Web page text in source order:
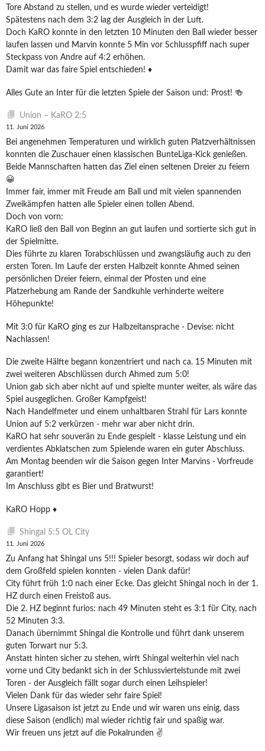
Tore Abstand zu stellen, und es wurde wieder verteidigt!
Spätestens nach dem 3:2 lag der Ausgleich in der Luft.
Doch KaRO konnte in den letzten 10 Minuten den Ball wieder besser
laufen lassen und Marvin konnte 5 Min vor Schlusspfiff nach super
Steckpass von Andre auf 4:2 erhöhen.
Damit war das faire Spiel entschieden! ♦️
Alles Gute an Inter für die letzten Spiele der Saison und: Prost! 🍻
Union – KaRO 2:5
11. Juni 2026
Bei angenehmen Temperaturen und wirklich guten Platzverhältnissen
konnten die Zuschauer einen klassischen BunteLiga-Kick genießen.
Beide Mannschaften hatten das Ziel einen seltenen Dreier zu feiern
😀
Immer fair, immer mit Freude am Ball und mit vielen spannenden
Zweikämpfen hatten alle Spieler einen tollen Abend.
Doch von vorn:
KaRO ließ den Ball von Beginn an gut laufen und sortierte sich gut in
der Spielmitte.
Dies führte zu klaren Torabschlüssen und zwangsläufig auch zu den
ersten Toren. Im Laufe der ersten Halbzeit konnte Ahmed seinen
persönlichen Dreier feiern, einmal der Pfosten und eine
Platzerhebung am Rande der Sandkuhle verhinderte weitere
Höhepunkte!
Mit 3:0 für KaRO ging es zur Halbzeitansprache - Devise: nicht
Nachlassen!
Die zweite Hälfte begann konzentriert und nach ca. 15 Minuten mit
zwei weiteren Abschlüssen durch Ahmed zum 5:0!
Union gab sich aber nicht auf und spielte munter weiter, als wäre das
Spiel ausgeglichen. Großer Kampfgeist!
Nach Handelfmeter und einem unhaltbaren Strahl für Lars konnte
Union auf 5:2 verkürzen - mehr war aber nicht drin.
KaRO hat sehr souverän zu Ende gespielt - klasse Leistung und ein
verdientes Abklatschen zum Spielende waren ein guter Abschluss.
Am Montag beenden wir die Saison gegen Inter Marvins - Vorfreude
garantiert!
Im Anschluss gibt es Bier und Bratwurst!
KaRO Hopp ♦️
Shingal 5:5 OL City
11. Juni 2026
Zu Anfang hat Shingal uns 5!!! Spieler besorgt, sodass wir doch auf
dem Großfeld spielen konnten - vielen Dank dafür!
City führt früh 1:0 nach einer Ecke. Das gleicht Shingal noch in der 1.
HZ durch einen Freistoß aus.
Die 2. HZ beginnt furios: nach 49 Minuten steht es 3:1 für City, nach
52 Minuten 3:3.
Danach übernimmt Shingal die Kontrolle und führt dank unserem
guten Torwart nur 5:3.
Anstatt hinten sicher zu stehen, wirft Shingal weiterhin viel nach
vorne und City bedankt sich in der Schlussviertelstunde mit zwei
Toren - der Ausgleich fällt sogar durch einen Leihspieler!
Vielen Dank für das wieder sehr faire Spiel!
Unsere Ligasaison ist jetzt zu Ende und wir waren uns einig, dass
diese Saison (endlich) mal wieder richtig fair und spaßig war.
Wir freuen uns jetzt auf die Pokalrunden ✌️